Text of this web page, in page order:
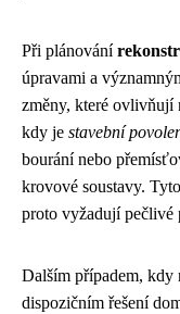
Při plánování
úpravami a
změny, které ovlivňují
kdy je stavební
bourání nebo
krovové soustavy.
proto vyžadují pečlivé
Dalším případem, kdy
dispozičním řešení